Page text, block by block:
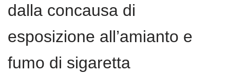
dalla concausa di
esposizione all’amianto e
fumo di sigaretta